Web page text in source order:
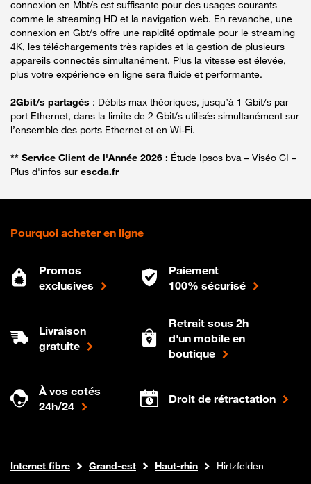
connexion en Mbt/s est suffisante pour des usages courants
comme le streaming HD et la navigation web. En revanche, une
connexion en Gbt/s offre une rapidité optimale pour le streaming
4K, les téléchargements très rapides et la gestion de plusieurs
appareils connectés simultanément. Plus la vitesse est élevée,
plus votre expérience en ligne sera fluide et performante.
2Gbit/s partagés : Débits max théoriques, jusqu’à 1 Gbit/s par
port Ethernet, dans la limite de 2 Gbit/s utilisés simultanément sur
l’ensemble des ports Ethernet et en Wi-Fi.
** Service Client de l'Année 2026 : Étude Ipsos bva – Viséo CI –
Plus d'infos sur escda.fr
Pourquoi acheter en ligne
Promos
exclusives
Paiement
100% sécurisé
Livraison
gratuite
Retrait sous 2h
d'un mobile en
boutique
À vos cotés
24h/24
Droit de rétractation
Boutique Orange
Internet fibre Grand-est Haut-rhin Hirtzfelden